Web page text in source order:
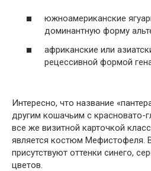
южноамериканские
доминантную форму
африканские или
рецессивной формой
Интересно, что название
другим кошачьим с красновато-
все же визитной карточкой
является костюм Мефистофеля.
присутствуют оттенки синего,
цветов.